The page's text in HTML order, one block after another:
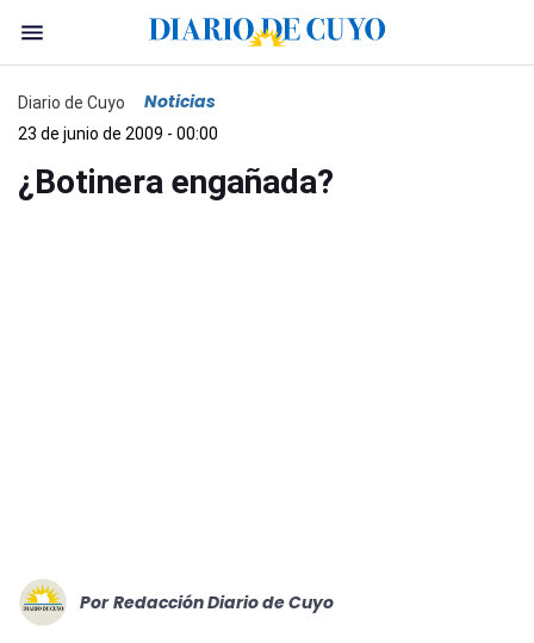
Diario de Cuyo Noticias
23 de junio de 2009 - 00:00
¿Botinera engañada?
Por Redacción Diario de Cuyo